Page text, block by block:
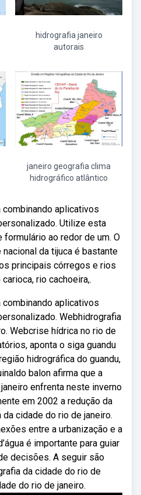
hidrografia janeiro
autorais
janeiro geografia clima
hidrográfico atlântico
aplicativos
Utilize esta
ao redor de um. O
da tijuca é bastante
principais córregos e rios
rio cachoeira,.
aplicativos
Webhidrografia
Webcrise hídrica no rio de
aponta o siga guandu
hidrográfica do guandu,
balon afirma que a
enfrenta neste inverno
em 2002 a redução da
cidade do rio de janeiro.
entre a urbanização e a
é importante para guiar
decisões. A seguir são
da cidade do rio de
do rio de janeiro.